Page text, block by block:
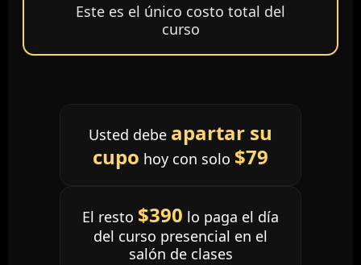
Este es el único costo total del
curso
Usted debe apartar su
cupo hoy con solo $79
El resto $390 lo paga el día
del curso presencial en el
salón de clases